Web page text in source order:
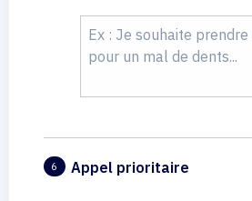
6 Appel prioritaire